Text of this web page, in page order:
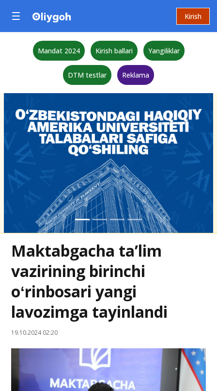
Kirish
Mandat 2024 Kirish ballari Yangiliklar
DTM testlar Reklama
Maktabgacha ta’lim
vazirining birinchi
oʻrinbosari yangi
lavozimga tayinlandi
19.10.2024 02:20